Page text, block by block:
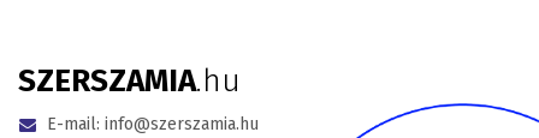
SZERSZAMIA.hu
E-mail: info@szerszamia.hu